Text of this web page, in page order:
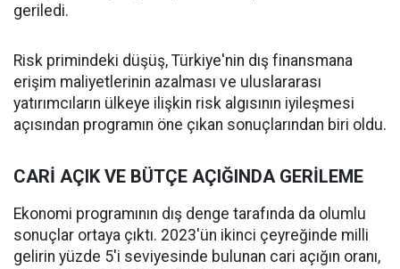
geriledi.
Risk primindeki düşüş, Türkiye'nin dış finansmana
erişim maliyetlerinin azalması ve uluslararası
yatırımcıların ülkeye ilişkin risk algısının iyileşmesi
açısından programın öne çıkan sonuçlarından biri oldu.
CARİ AÇIK VE BÜTÇE AÇIĞINDA GERİLEME
Ekonomi programının dış denge tarafında da olumlu
sonuçlar ortaya çıktı. 2023'ün ikinci çeyreğinde milli
gelirin yüzde 5'i seviyesinde bulunan cari açığın oranı,